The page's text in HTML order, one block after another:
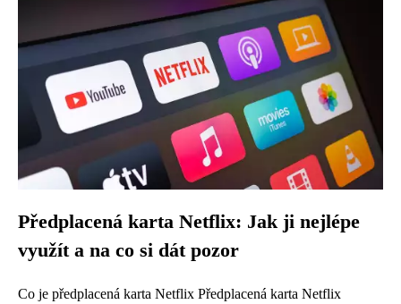
Předplacená karta Netflix: Jak ji nejlépe
využít a na co si dát pozor
Co je předplacená karta Netflix Předplacená karta Netflix